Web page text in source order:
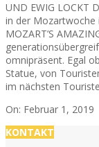
UND EWIG LOCKT
in der
MOZART’S
omnipräsent. Egal
Statue, von
im nächsten
2019-
01
On: Februar 1, 2019
KONTAKT